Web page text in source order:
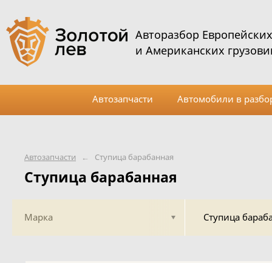
Автозапчасти ← Ступица барабанная
Ступица барабанная
Марка Ступица
Авторазбор Европейских
и Американских
Автозапчасти Автомобили в